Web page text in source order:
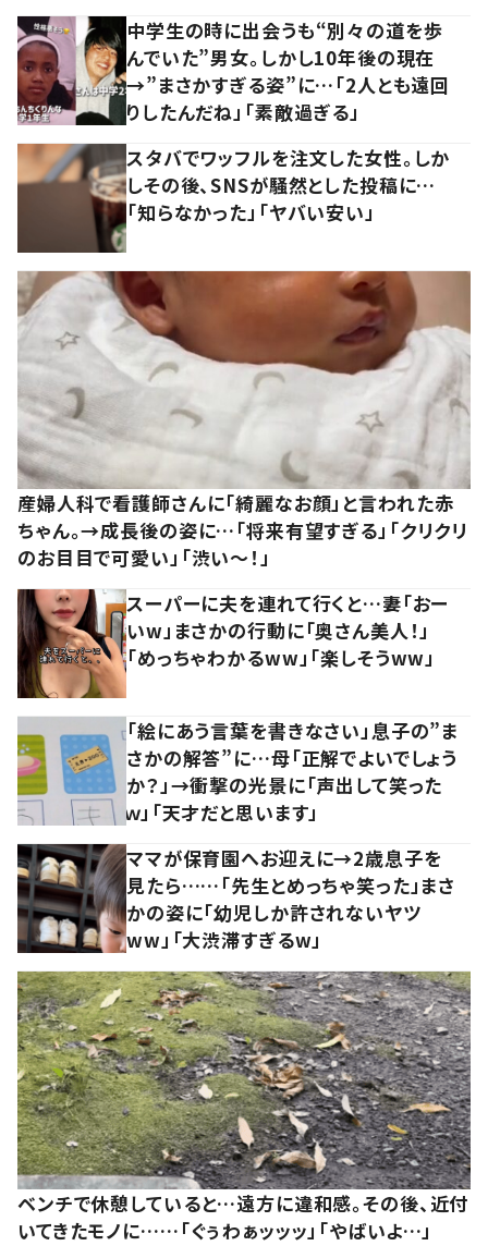
中学生の時に出会うも“別々の道を歩
んでいた”男女。しかし10年後の現在
→”まさかすぎる姿”に…「2人とも遠回
りしたんだね」「素敵過ぎる」
スタバでワッフルを注文した女性。しか
しその後、SNSが騒然とした投稿に…
「知らなかった」「ヤバい安い」
産婦人科で看護師さんに「綺麗なお顔」と言われた赤
ちゃん。→成長後の姿に…「将来有望すぎる」「クリクリ
のお目目で可愛い」「渋い～！」
スーパーに夫を連れて行くと…妻「おー
いw」まさかの行動に「奥さん美人！」
「めっちゃわかるww」「楽しそうww」
「絵にあう言葉を書きなさい」息子の”ま
さかの解答”に…母「正解でよいでしょう
か？」→衝撃の光景に「声出して笑った
ｗ」「天才だと思います」
ママが保育園へお迎えに→2歳息子を
見たら……「先生とめっちゃ笑った」まさ
かの姿に「幼児しか許されないヤツ
ww」「大渋滞すぎるw」
ベンチで休憩していると…遠方に違和感。その後、近付
いてきたモノに……「ぐぅわぁッッッ」「やばいよ…」